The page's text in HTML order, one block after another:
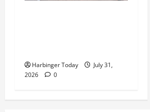
Harbinger Today
July 31,
2026
0